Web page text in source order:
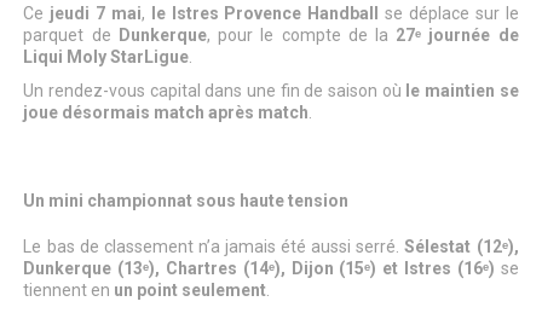
Ce jeudi 7 mai, le Istres Provence Handball
se déplace sur le
parquet de
Dunkerque, pour le compte de la 27ᵉ journée de
Liqui Moly StarLigue
Un rendez-vous capital dans une fin de saison où le maintien se
joue désormais match après match
Un mini championnat sous haute tension
Le bas de classement n’a jamais été aussi serré.Sélestat (12ᵉ),
Dunkerque (13ᵉ), Chartres (14ᵉ), Dijon (15ᵉ) et Istres (16ᵉ) se
tiennent en un point seulement.